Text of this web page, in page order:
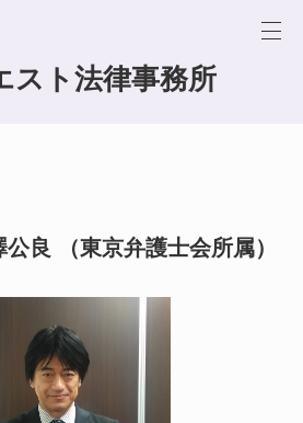
スト法律事務所
良 （東京弁護士会所属）